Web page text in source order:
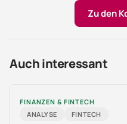
Zu den
Auch interessant
FINANZEN & FINTECH
ANALYSE
FINTECH